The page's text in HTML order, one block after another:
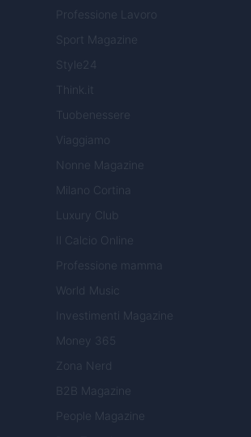
Professione Lavoro
Sport Magazine
Style24
Think.it
Tuobenessere
Viaggiamo
Nonne Magazine
Milano Cortina
Luxury Club
Il Calcio Online
Professione mamma
World Music
Investimenti Magazine
Money 365
Zona Nerd
B2B Magazine
People Magazine